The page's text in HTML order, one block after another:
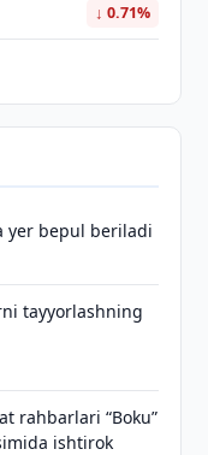
↓ 0.71%
yer bepul beriladi
tayyorlashning
rahbarlari “Boku”
ishtirok